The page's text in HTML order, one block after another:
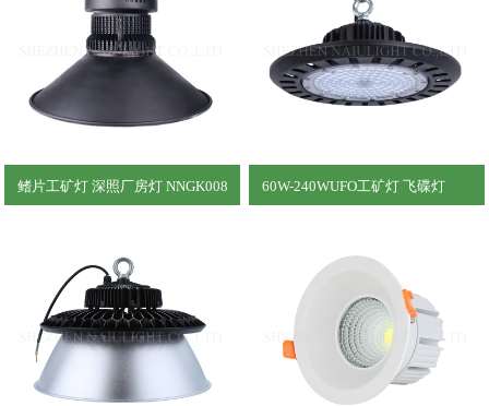
鳍片工矿灯 深照厂房灯 NNGK008
60W-240WUFO工矿灯 飞碟灯